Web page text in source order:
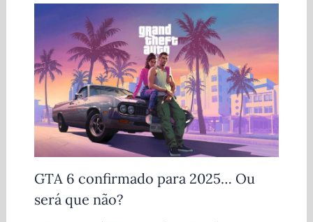
GTA 6 confirmado para 2025… Ou
será que não?